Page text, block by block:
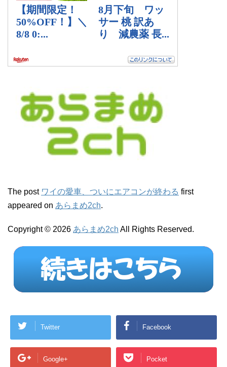
The post ワイの愛車、ついにエアコンが終わる first
appeared on あらまめ2ch.
Copyright © 2026 あらまめ2ch All Rights Reserved.
Twitter Facebook
Google+ Pocket